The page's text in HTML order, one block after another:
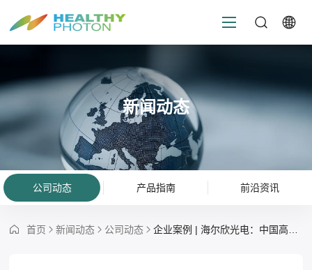
新闻动态
公司动态 产品指南 前沿资讯
首页 新闻动态 公司动态 企业案例 | 海尔欣光电：中国高精度激光气体检测设备供应商